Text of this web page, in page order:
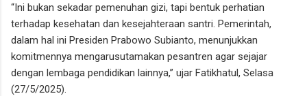
“Ini bukan sekadar pemenuhan gizi, tapi bentuk perhatian
terhadap kesehatan dan kesejahteraan santri. Pemerintah,
dalam hal ini Presiden Prabowo Subianto, menunjukkan
komitmennya mengarusutamakan pesantren agar sejajar
dengan lembaga pendidikan lainnya,” ujar Fatikhatul, Selasa
(27/5/2025).